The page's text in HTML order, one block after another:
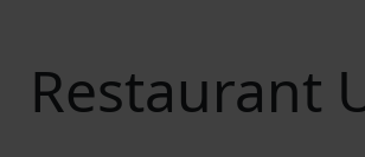
Restaurant